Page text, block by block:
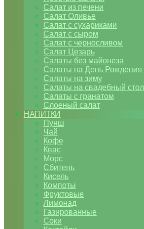
Салат из печени
Салат Оливье
Салат с сухариками
Салат с сыром
Салат с черносливом
Салат Цезарь
Салаты без майонеза
Салаты на День Рождения
Салаты на зиму
Салаты на свадебный стол
Салаты с гранатом
Слоеный салат
НАПИТКИ
Пунш
Чай
Кофе
Квас
Морс
Сбитень
Кисель
Компоты
Фруктовые
Лимонад
Газированные
Соки